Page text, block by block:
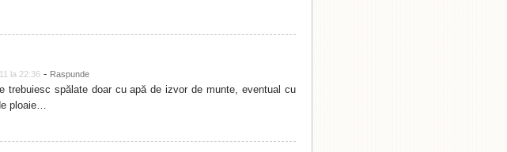
la 22:36 - Raspunde
trebuiesc spălate doar cu apă de izvor de munte, eventual cu
ploaie…